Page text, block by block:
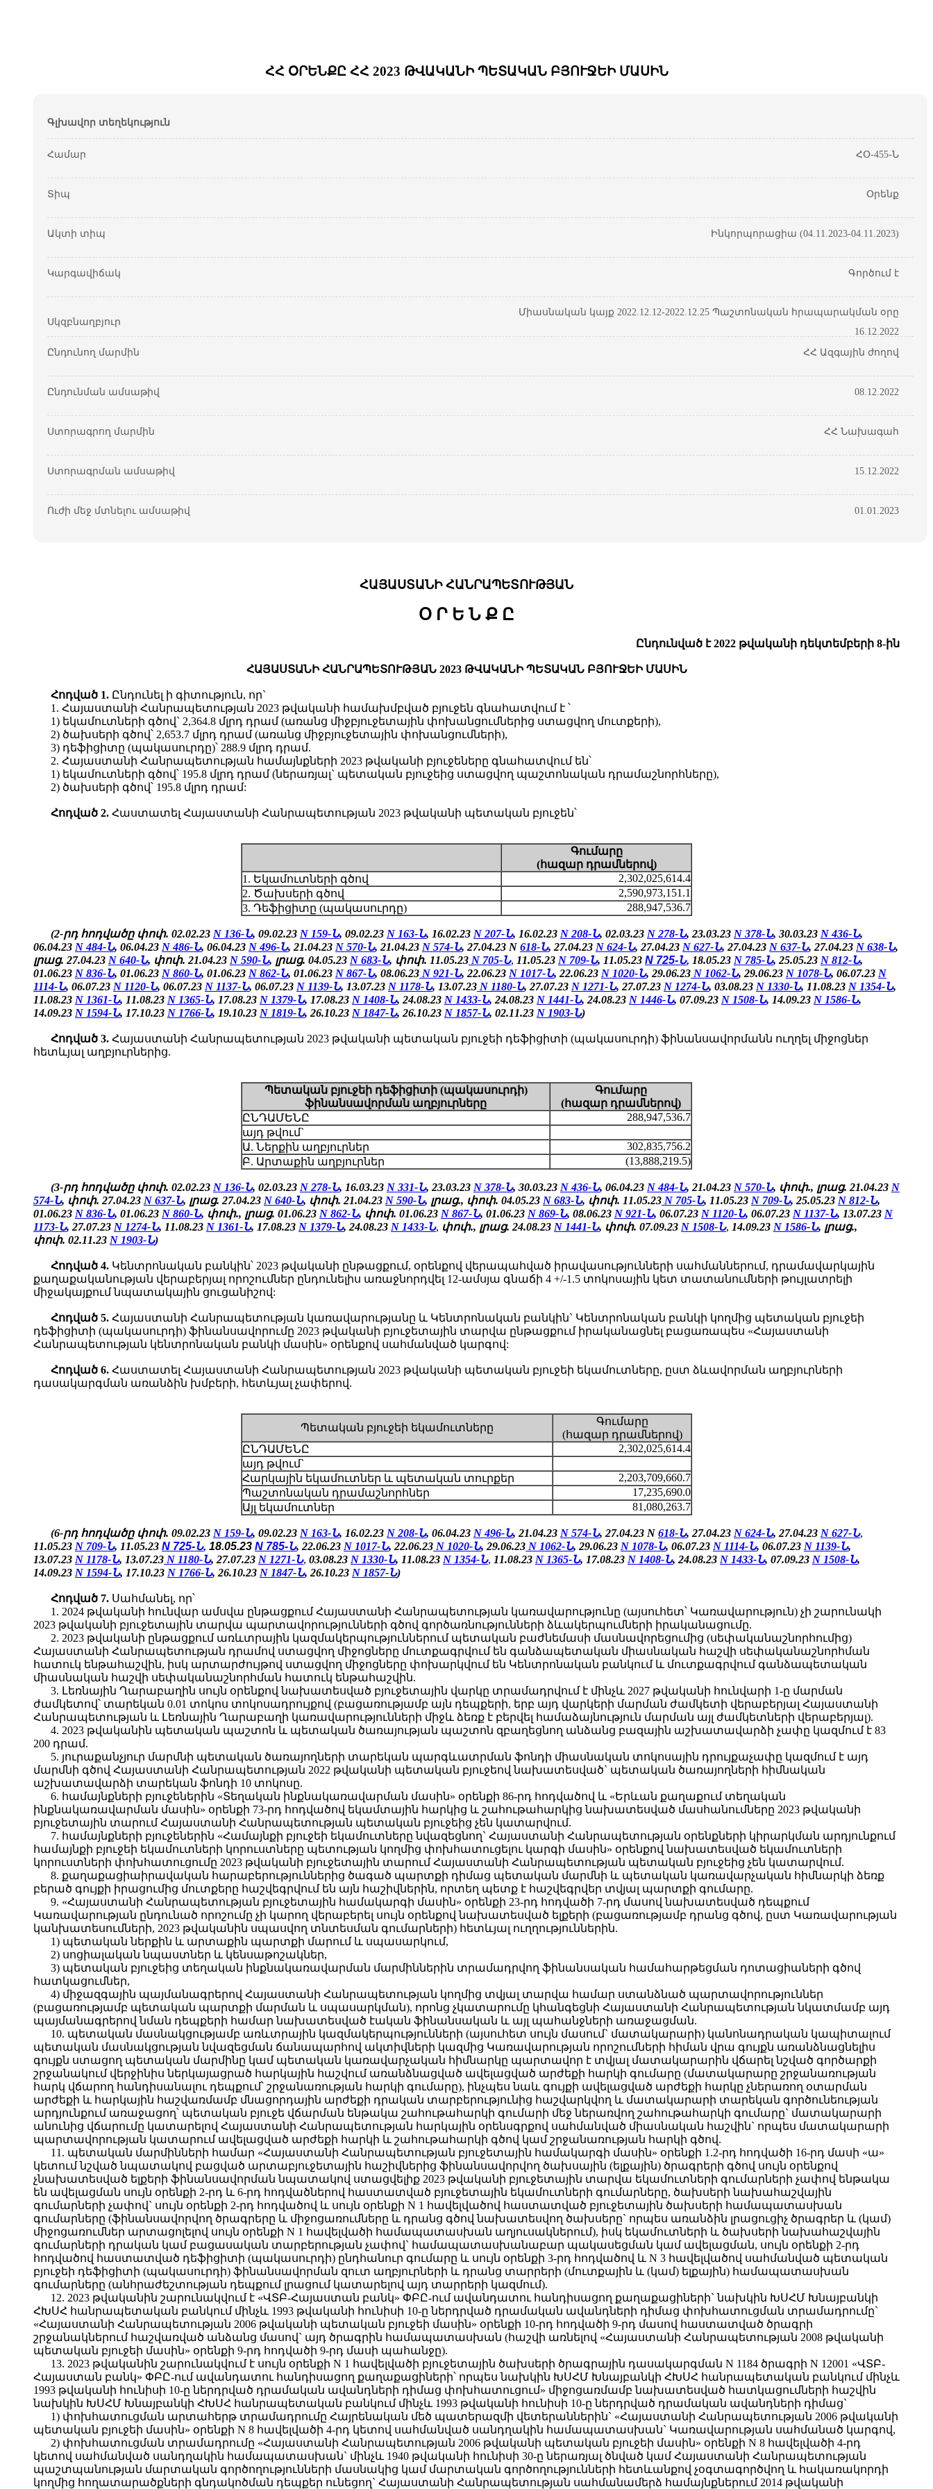
ՀՀ ՕՐԵՆՔԸ ՀՀ 2023 ԹՎԱԿԱՆԻ ՊԵՏԱԿԱՆ ԲՅՈՒՋԵԻ ՄԱՍԻՆ
Գլխավոր տեղեկություն
Համար ՀՕ-455-Ն
Տիպ Օրենք
Ակտի տիպ Ինկորպորացիա (04.11.2023-04.11.2023)
Կարգավիճակ Գործում է
Սկզբնաղբյուր
Միասնական կայք 2022.12.12-2022.12.25 Պաշտոնական հրապարակման օրը
16.12.2022
Ընդունող մարմին
ՀՀ Ազգային ժողով
Ընդունման ամսաթիվ 08.12.2022
Ստորագրող մարմին ՀՀ Նախագահ
Ստորագրման ամսաթիվ 15.12.2022
Ուժի մեջ մտնելու ամսաթիվ 01.01.2023
ՀԱՅԱՍՏԱՆԻ ՀԱՆՐԱՊԵՏՈՒԹՅԱՆ
Օ Ր Ե Ն Ք Ը
Ընդունված է 2022 թվականի դեկտեմբերի 8-ին
ՀԱՅԱՍՏԱՆԻ ՀԱՆՐԱՊԵՏՈՒԹՅԱՆ 2023 ԹՎԱԿԱՆԻ ՊԵՏԱԿԱՆ ԲՅՈՒՋԵԻ ՄԱՍԻՆ
Հոդված 1. Ընդունել ի գիտություն, որ`
1. Հայաստանի Հանրապետության 2023 թվականի համախմբված բյուջեն գնահատվում է ՝
1) եկամուտների գծով` 2,364.8 մլրդ դրամ (առանց միջբյուջետային փոխանցումներից ստացվող մուտքերի),
2) ծախսերի գծով՝ 2,653.7 մլրդ դրամ (առանց միջբյուջետային փոխանցումների),
3) դեֆիցիտը (պակասուրդը)՝ 288.9 մլրդ դրամ.
2. Հայաստանի Հանրապետության համայնքների 2023 թվականի բյուջեները գնահատվում են՝
1) եկամուտների գծով՝ 195.8 մլրդ դրամ (ներառյալ` պետական բյուջեից ստացվող պաշտոնական դրամաշնորհները),
2) ծախսերի գծով՝ 195.8 մլրդ դրամ:
Հոդված 2. Հաստատել Հայաստանի Հանրապետության 2023 թվականի պետական բյուջեն՝
Գումարը
(հազար դրամներով)
1. Եկամուտների գծով
2,302,025,614.4
2. Ծախսերի գծով
2,590,973,151.1
3. Դեֆիցիտը (պակասուրդը)
288,947,536.7
(2-րդ հոդվածը փոփ. 02.02.23 N 136-Ն, 09.02.23 N 159-Ն, 09.02.23 N 163-Ն, 16.02.23 N 207-Ն, 16.02.23 N 208-Ն, 02.03.23 N 278-Ն, 23.03.23 N 378-Ն, 30.03.23 N 436-Ն,
06.04.23 N 484-Ն, 06.04.23 N 486-Ն, 06.04.23 N 496-Ն, 21.04.23 N 570-Ն, 21.04.23 N 574-Ն, 27.04.23 N 618-Ն, 27.04.23 N 624-Ն, 27.04.23 N 627-Ն, 27.04.23 N 637-Ն, 27.04.23 N 638-Ն,
լրաց. 27.04.23 N 640-Ն, փոփ. 21.04.23 N 590-Ն, լրաց. 04.05.23 N 683-Ն, փոփ. 11.05.23 N 705-Ն, 11.05.23 N 709-Ն, 11.05.23 N 725-Ն, 18.05.23 N 785-Ն, 25.05.23 N 812-Ն,
01.06.23 N 836-Ն, 01.06.23 N 860-Ն, 01.06.23 N 862-Ն, 01.06.23 N 867-Ն, 08.06.23 N 921-Ն, 22.06.23 N 1017-Ն, 22.06.23 N 1020-Ն, 29.06.23 N 1062-Ն, 29.06.23 N 1078-Ն, 06.07.23 N
1114-Ն, 06.07.23 N 1120-Ն, 06.07.23 N 1137-Ն, 06.07.23 N 1139-Ն, 13.07.23 N 1178-Ն, 13.07.23 N 1180-Ն, 27.07.23 N 1271-Ն, 27.07.23 N 1274-Ն, 03.08.23 N 1330-Ն, 11.08.23 N 1354-Ն,
11.08.23 N 1361-Ն, 11.08.23 N 1365-Ն, 17.08.23 N 1379-Ն, 17.08.23 N 1408-Ն, 24.08.23 N 1433-Ն, 24.08.23 N 1441-Ն, 24.08.23 N 1446-Ն, 07.09.23 N 1508-Ն, 14.09.23 N 1586-Ն,
14.09.23 N 1594-Ն, 17.10.23 N 1766-Ն, 19.10.23 N 1819-Ն, 26.10.23 N 1847-Ն, 26.10.23 N 1857-Ն, 02.11.23 N 1903-Ն)
Հոդված 3. Հայաստանի Հանրապետության 2023 թվականի պետական բյուջեի դեֆիցիտի (պակասուրդի) ֆինանսավորմանն ուղղել միջոցներ
հետևյալ աղբյուրներից.
Պետական բյուջեի դեֆիցիտի (պակասուրդի)
ֆինանսավորման աղբյուրները
Գումարը
(հազար դրամներով)
ԸՆԴԱՄԵՆԸ
288,947,536.7
այդ թվում`
Ա. Ներքին աղբյուրներ
302,835,756.2
Բ. Արտաքին աղբյուրներ
(13,888,219.5)
(3-րդ հոդվածը փոփ. 02.02.23 N 136-Ն, 02.03.23 N 278-Ն, 16.03.23 N 331-Ն, 23.03.23 N 378-Ն, 30.03.23 N 436-Ն, 06.04.23 N 484-Ն, 21.04.23 N 570-Ն, փոփ., լրաց. 21.04.23 N
574-Ն, փոփ. 27.04.23 N 637-Ն, լրաց. 27.04.23 N 640-Ն, փոփ. 21.04.23 N 590-Ն, լրաց., փոփ. 04.05.23 N 683-Ն, փոփ. 11.05.23 N 705-Ն, 11.05.23 N 709-Ն, 25.05.23 N 812-Ն,
01.06.23 N 836-Ն, 01.06.23 N 860-Ն, փոփ., լրաց. 01.06.23 N 862-Ն, փոփ. 01.06.23 N 867-Ն, 01.06.23 N 869-Ն, 08.06.23 N 921-Ն, 06.07.23 N 1120-Ն, 06.07.23 N 1137-Ն, 13.07.23 N
1173-Ն, 27.07.23 N 1274-Ն, 11.08.23 N 1361-Ն, 17.08.23 N 1379-Ն,24.08.23 N 1433-Ն, փոփ., լրաց. 24.08.23 N 1441-Ն, փոփ. 07.09.23 N 1508-Ն, 14.09.23 N 1586-Ն, լրաց.,
փոփ. 02.11.23 N 1903-Ն)
Հոդված 4. Կենտրոնական բանկին՝ 2023 թվականի ընթացքում, օրենքով վերապահված իրավասությունների սահմաններում, դրամավարկային
քաղաքականության վերաբերյալ որոշումներ ընդունելիս առաջնորդվել 12-ամսյա գնաճի 4 +/-1.5 տոկոսային կետ տատանումների թույլատրելի
միջակայքում նպատակային ցուցանիշով:
Հոդված 5. Հայաստանի Հանրապետության կառավարությանը և Կենտրոնական բանկին` Կենտրոնական բանկի կողմից պետական բյուջեի
դեֆիցիտի (պակասուրդի) ֆինանսավորումը 2023 թվականի բյուջետային տարվա ընթացքում իրականացնել բացառապես «Հայաստանի
Հանրապետության կենտրոնական բանկի մասին» օրենքով սահմանված կարգով:
Հոդված 6. Հաստատել Հայաստանի Հանրապետության 2023 թվականի պետական բյուջեի եկամուտները, ըստ ձևավորման աղբյուրների
դասակարգման առանձին խմբերի, հետևյալ չափերով.
Պետական բյուջեի եկամուտները
Գումարը
(հազար դրամներով)
ԸՆԴԱՄԵՆԸ
2,302,025,614.4
այդ թվում`
Հարկային եկամուտներ և պետական տուրքեր
2,203,709,660.7
Պաշտոնական դրամաշնորհներ
17,235,690.0
Այլ եկամուտներ
81,080,263.7
(6-րդ հոդվածը փոփ. 09.02.23 N 159-Ն, 09.02.23 N 163-Ն, 16.02.23 N 208-Ն, 06.04.23 N 496-Ն, 21.04.23 N 574-Ն, 27.04.23 N 618-Ն, 27.04.23 N 624-Ն,27.04.23 N 627-Ն,
11.05.23 N 709-Ն, 11.05.23 N 725-Ն, 18.05.23 N 785-Ն, 22.06.23 N 1017-Ն, 22.06.23 N 1020-Ն, 29.06.23 N 1062-Ն, 29.06.23 N 1078-Ն, 06.07.23 N 1114-Ն, 06.07.23 N 1139-Ն,
13.07.23 N 1178-Ն, 13.07.23 N 1180-Ն,27.07.23 N 1271-Ն, 03.08.23 N 1330-Ն, 11.08.23 N 1354-Ն, 11.08.23 N 1365-Ն, 17.08.23 N 1408-Ն, 24.08.23 N 1433-Ն, 07.09.23 N 1508-Ն,
14.09.23 N 1594-Ն, 17.10.23 N 1766-Ն, 26.10.23 N 1847-Ն,26.10.23 N 1857-Ն)
Հոդված 7. Սահմանել, որ՝
1. 2024 թվականի հունվար ամսվա ընթացքում Հայաստանի Հանրապետության կառավարությունը (այսուհետ՝ Կառավարություն) չի շարունակի
2023 թվականի բյուջետային տարվա պարտավորությունների գծով գործառնությունների ձևակերպումների իրականացումը.
2. 2023 թվականի ընթացքում առևտրային կազմակերպություններում պետական բաժնեմասի մասնավորեցումից (սեփականաշնորհումից)
Հայաստանի Հանրապետության դրամով ստացվող միջոցները մուտքագրվում են գանձապետական միասնական հաշվի սեփականաշնորհման
հատուկ ենթահաշվին, իսկ արտարժույթով ստացվող միջոցները փոխարկվում են Կենտրոնական բանկում և մուտքագրվում գանձապետական
միասնական հաշվի սեփականաշնորհման հատուկ ենթահաշվին.
3. Լեռնային Ղարաբաղին սույն օրենքով նախատեսված բյուջետային վարկը տրամադրվում է մինչև 2027 թվականի հունվարի 1-ը մարման
ժամկետով՝ տարեկան 0.01 տոկոս տոկոսադրույքով (բացառությամբ այն դեպքերի, երբ այդ վարկերի մարման ժամկետի վերաբերյալ Հայաստանի
Հանրապետության և Լեռնային Ղարաբաղի կառավարությունների միջև ձեռք է բերվել համաձայնություն մարման այլ ժամկետների վերաբերյալ).
4. 2023 թվականին պետական պաշտոն և պետական ծառայության պաշտոն զբաղեցնող անձանց բազային աշխատավարձի չափը կազմում է 83
200 դրամ.
5. յուրաքանչյուր մարմնի պետական ծառայողների տարեկան պարգևատրման ֆոնդի միասնական տոկոսային դրույքաչափը կազմում է այդ
մարմնի գծով Հայաստանի Հանրապետության 2022 թվականի պետական բյուջեով նախատեսված` պետական ծառայողների հիմնական
աշխատավարձի տարեկան ֆոնդի 10 տոկոսը.
6. համայնքների բյուջեներին «Տեղական ինքնակառավարման մասին» օրենքի 86-րդ հոդվածով և «Երևան քաղաքում տեղական
ինքնակառավարման մասին» օրենքի 73-րդ հոդվածով եկամտային հարկից և շահութահարկից նախատեսված մասհանումները 2023 թվականի
բյուջետային տարում Հայաստանի Հանրապետության պետական բյուջեից չեն կատարվում.
7. համայնքների բյուջեներին «Համայնքի բյուջեի եկամուտները նվազեցնող` Հայաստանի Հանրապետության օրենքների կիրարկման արդյունքում
համայնքի բյուջեի եկամուտների կորուստները պետության կողմից փոխհատուցելու կարգի մասին» օրենքով նախատեսված եկամուտների
կորուստների փոխհատուցումը 2023 թվականի բյուջետային տարում Հայաստանի Հանրապետության պետական բյուջեից չեն կատարվում.
8. քաղաքացիաիրավական հարաբերություններից ծագած պարտքի դիմաց պետական մարմնի և պետական կառավարչական հիմնարկի ձեռք
բերած գույքի իրացումից մուտքերը հաշվեգրվում են այն հաշիվներին, որտեղ պետք է հաշվեգրվեր տվյալ պարտքի գումարը.
9. «Հայաստանի Հանրապետության բյուջետային համակարգի մասին» օրենքի 23-րդ հոդվածի 7-րդ մասով նախատեսված դեպքում
Կառավարության ընդունած որոշումը չի կարող վերաբերել սույն օրենքով նախատեսված ելքերի (բացառությամբ դրանց գծով, ըստ Կառավարության
կանխատեսումների, 2023 թվականին սպասվող տնտեսման գումարների) հետևյալ ուղղություններին.
1) պետական ներքին և արտաքին պարտքի մարում և սպասարկում,
2) սոցիալական նպաստներ և կենսաթոշակներ,
3) պետական բյուջեից տեղական ինքնակառավարման մարմիններին տրամադրվող ֆինանսական համահարթեցման դոտացիաների գծով
հատկացումներ,
4) միջազգային պայմանագրերով Հայաստանի Հանրապետության կողմից տվյալ տարվա համար ստանձնած պարտավորություններ
(բացառությամբ պետական պարտքի մարման և սպասարկման), որոնց չկատարումը կհանգեցնի Հայաստանի Հանրապետության նկատմամբ այդ
պայմանագրերով նման դեպքերի համար նախատեսված էական ֆինանսական և այլ պահանջների առաջացման.
10. պետական մասնակցությամբ առևտրային կազմակերպությունների (այսուհետ սույն մասում` մատակարարի) կանոնադրական կապիտալում
պետական մասնակցության նվազեցման ճանապարհով ակտիվների կազմից Կառավարության որոշումների հիման վրա գույքն առանձնացնելիս
գույքն ստացող պետական մարմինը կամ պետական կառավարչական հիմնարկը պարտավոր է տվյալ մատակարարին վճարել նշված գործարքի
շրջանակում վերջինիս ներկայացրած հարկային հաշվում առանձնացված ավելացված արժեքի հարկի գումարը (մատակարարը շրջանառության
հարկ վճարող հանդիսանալու դեպքում՝ շրջանառության հարկի գումարը), ինչպես նաև գույքի ավելացված արժեքի հարկը չներառող օտարման
արժեքի և հարկային հաշվառմամբ մնացորդային արժեքի դրական տարբերությունից հաշվարկվող և մատակարարի տարեկան գործունեության
արդյունքում առաջացող՝ պետական բյուջե վճարման ենթակա շահութահարկի գումարի մեջ ներառվող շահութահարկի գումարը` մատակարարի
անունից վճարումը կատարելով Հայաստանի Հանրապետության հարկային օրենսգրքով սահմանված միասնական հաշվին` որպես մատակարարի
պարտավորության կատարում ավելացված արժեքի հարկի և շահութահարկի գծով կամ շրջանառության հարկի գծով.
11. պետական մարմինների համար «Հայաստանի Հանրապետության բյուջետային համակարգի մասին» օրենքի 1.2-րդ հոդվածի 16-րդ մասի «ա»
կետում նշված նպատակով բացված արտաբյուջետային հաշիվներից ֆինանսավորվող ծախսային (ելքային) ծրագրերի գծով սույն օրենքով
չնախատեսված ելքերի ֆինանսավորման նպատակով ստացվելիք 2023 թվականի բյուջետային տարվա եկամուտների գումարների չափով ենթակա
են ավելացման սույն օրենքի 2-րդ և 6-րդ հոդվածներով հաստատված բյուջետային եկամուտների գումարները, ծախսերի նախահաշվային
գումարների չափով` սույն օրենքի 2-րդ հոդվածով և սույն օրենքի N 1 հավելվածով հաստատված բյուջետային ծախսերի համապատասխան
գումարները (ֆինանսավորվող ծրագրերը և միջոցառումները և դրանց գծով նախատեսվող ծախսերը` որպես առանձին լրացուցիչ ծրագրեր և (կամ)
միջոցառումներ արտացոլելով սույն օրենքի N 1 հավելվածի համապատասխան աղյուսակներում), իսկ եկամուտների և ծախսերի նախահաշվային
գումարների դրական կամ բացասական տարբերության չափով` համապատասխանաբար պակասեցման կամ ավելացման, սույն օրենքի 2-րդ
հոդվածով հաստատված դեֆիցիտի (պակասուրդի) ընդհանուր գումարը և սույն օրենքի 3-րդ հոդվածով և N 3 հավելվածով սահմանված պետական
բյուջեի դեֆիցիտի (պակասուրդի) ֆինանսավորման զուտ աղբյուրների և դրանց տարրերի (մուտքային և (կամ) ելքային) համապատասխան
գումարները (անհրաժեշտության դեպքում լրացում կատարելով այդ տարրերի կազմում).
12. 2023 թվականին շարունակվում է «ՎՏԲ-Հայաստան բանկ» ՓԲԸ-ում ավանդատու հանդիսացող քաղաքացիների` նախկին ԽՍՀՄ Խնայբանկի
ՀԽՍՀ հանրապետական բանկում մինչև 1993 թվականի հունիսի 10-ը ներդրված դրամական ավանդների դիմաց փոխհատուցման տրամադրումը`
«Հայաստանի Հանրապետության 2006 թվականի պետական բյուջեի մասին» օրենքի 10-րդ հոդվածի 9-րդ մասով հաստատված ծրագրի
շրջանակներում հաշվառված անձանց մասով` այդ ծրագրին համապատասխան (հաշվի առնելով «Հայաստանի Հանրապետության 2008 թվականի
պետական բյուջեի մասին» օրենքի 9-րդ հոդվածի 9-րդ մասի պահանջը).
13. 2023 թվականին շարունակվում է սույն օրենքի N 1 հավելվածի բյուջետային ծախսերի ծրագրային դասակարգման N 1184 ծրագրի N 12001 «ՎՏԲ-
Հայաստան բանկ» ՓԲԸ-ում ավանդատու հանդիսացող քաղաքացիների՝ որպես նախկին ԽՍՀՄ Խնայբանկի ՀԽՍՀ հանրապետական բանկում մինչև
1993 թվականի հունիսի 10-ը ներդրված դրամական ավանդների դիմաց փոխհատուցում» միջոցառմամբ նախատեսված հատկացումների հաշվին
նախկին ԽՍՀՄ Խնայբանկի ՀԽՍՀ հանրապետական բանկում մինչև 1993 թվականի հունիսի 10-ը ներդրված դրամական ավանդների դիմաց`
1) փոխհատուցման արտահերթ տրամադրումը Հայրենական մեծ պատերազմի վետերաններին` «Հայաստանի Հանրապետության 2006 թվականի
պետական բյուջեի մասին» օրենքի N 8 հավելվածի 4-րդ կետով սահմանված սանդղակին համապատասխան` Կառավարության սահմանած կարգով,
2) փոխհատուցման տրամադրումը «Հայաստանի Հանրապետության 2006 թվականի պետական բյուջեի մասին» օրենքի N 8 հավելվածի 4-րդ
կետով սահմանված սանդղակին համապատասխան` մինչև 1940 թվականի հունիսի 30-ը ներառյալ ծնված կամ Հայաստանի Հանրապետության
պաշտպանության մարտական գործողությունների մասնակից կամ մարտական գործողությունների հետևանքով չօգտագործվող և հակառակորդի
կողմից հողատարածքների գնդակոծման դեպքեր ունեցող` Հայաստանի Հանրապետության սահմանամերձ համայնքներում 2014 թվականի